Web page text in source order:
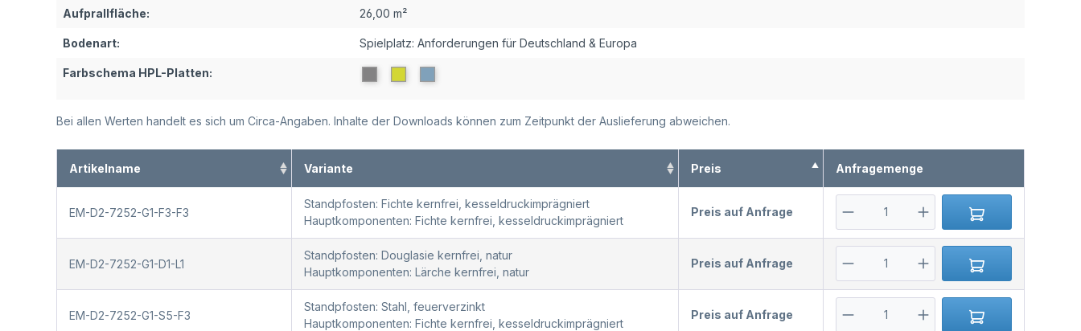
Aufprallfläche: 26,00 m²
Bodenart: Spielplatz: Anforderungen für Deutschland & Europa
Farbschema HPL-Platten:
Bei allen Werten handelt es sich um Circa-Angaben. Inhalte der Downloads können zum Zeitpunkt der Auslieferung abweichen.
Artikelname Variante Preis Anfragemenge
EM-D2-7252-G1-F3-F3
Standpfosten: Fichte kernfrei, kesseldruckimprägniert
Hauptkomponenten: Fichte kernfrei, kesseldruckimprägniert
Preis auf Anfrage
EM-D2-7252-G1-D1-L1
Standpfosten: Douglasie kernfrei, natur
Hauptkomponenten: Lärche kernfrei, natur
Preis auf Anfrage
EM-D2-7252-G1-S5-F3
Standpfosten: Stahl, feuerverzinkt
Hauptkomponenten: Fichte kernfrei, kesseldruckimprägniert
Preis auf Anfrage